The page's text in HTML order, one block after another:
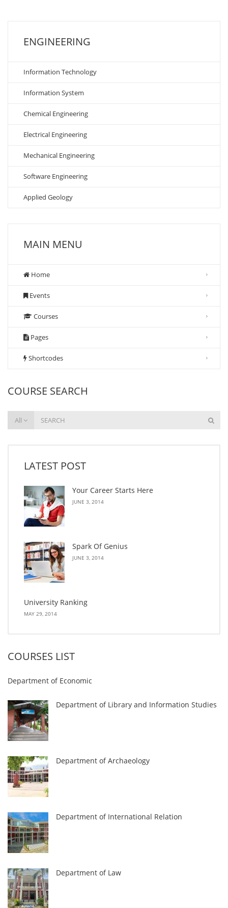
ENGINEERING
Information Technology
Information System
Chemical Engineering
Electrical Engineering
Mechanical Engineering
Software Engineering
Applied Geology
MAIN MENU
Home
Events
Courses
Pages
Shortcodes
COURSE SEARCH
All
LATEST POST
Your Career Starts Here
JUNE 3, 2014
Spark Of Genius
JUNE 3, 2014
University Ranking
MAY 29, 2014
COURSES LIST
Department of Economic
Department of Library and Information Studies
Department of Archaeology
Department of International Relation
Department of Law